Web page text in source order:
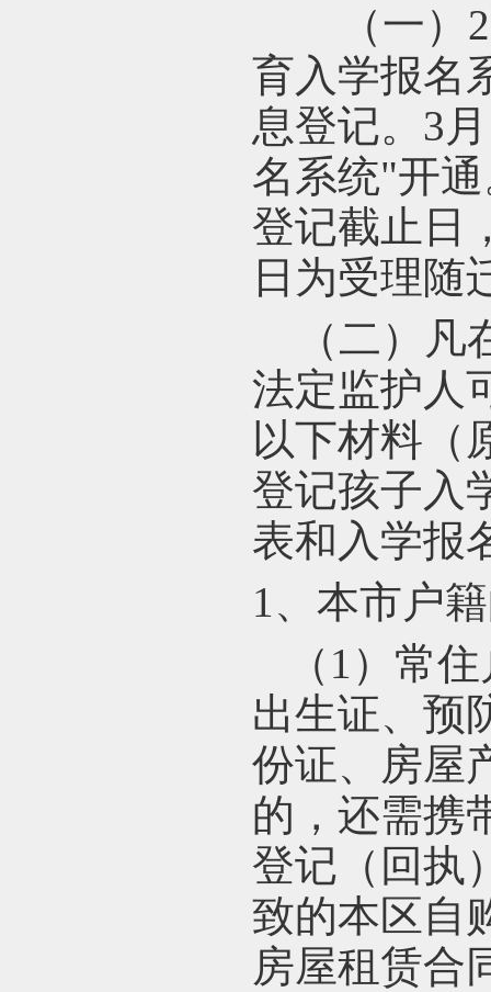
（一
育入学报名
息登记。3
名系统"开
登记截止日
日为受理随
（二）
法定监护人
以下材料（
登记孩子入
表和入学报
1、本市户
（1）常
出生证、预
份证、房屋
的，还需携
登记（回执
致的本区自
房屋租赁合